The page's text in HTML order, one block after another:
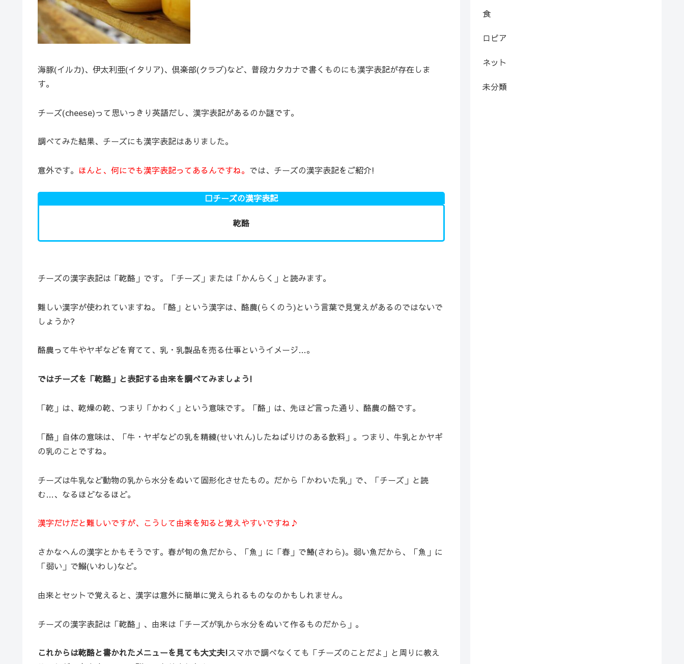
海豚(イルカ)、伊太利亜(イタリア)、倶楽部(クラブ)など、普段カタカナで書くものにも漢字表記が存在しま
す。
チーズ(cheese)って思いっきり英語だし、漢字表記があるのか謎です。
調べてみた結果、チーズにも漢字表記はありました。
意外です。 ほんと、何にでも漢字表記ってあるんですね。 では、チーズの漢字表記をご紹介!
□チーズの漢字表記
乾酪
チーズの漢字表記は「乾酪」です。「チーズ」または「かんらく」と読みます。
難しい漢字が使われていますね。「酪」という漢字は、酪農(らくのう)という言葉で見覚えがあるのではないで
しょうか?
酪農って牛やヤギなどを育てて、乳・乳製品を売る仕事というイメージ…。
ではチーズを「乾酪」と表記する由来を調べてみましょう!
「乾」は、乾燥の乾、つまり「かわく」という意味です。「酪」は、先ほど言った通り、酪農の酪です。
「酪」自体の意味は、「牛・ヤギなどの乳を精練(せいれん)したねばりけのある飲料」。つまり、牛乳とかヤギ
の乳のことですね。
チーズは牛乳など動物の乳から水分をぬいて固形化させたもの。だから「かわいた乳」で、「チーズ」と読
む…、なるほどなるほど。
漢字だけだと難しいですが、こうして由来を知ると覚えやすいですね♪
さかなへんの漢字とかもそうです。春が旬の魚だから、「魚」に「春」で鰆(さわら)。弱い魚だから、「魚」に
「弱い」で鰯(いわし)など。
由来とセットで覚えると、漢字は意外に簡単に覚えられるものなのかもしれません。
チーズの漢字表記は「乾酪」、由来は「チーズが乳から水分をぬいて作るものだから」。
これからは乾酪と書かれたメニューを見ても大丈夫!スマホで調べなくても「チーズのことだよ」と周りに教え
食
ロピア
ネット
未分類